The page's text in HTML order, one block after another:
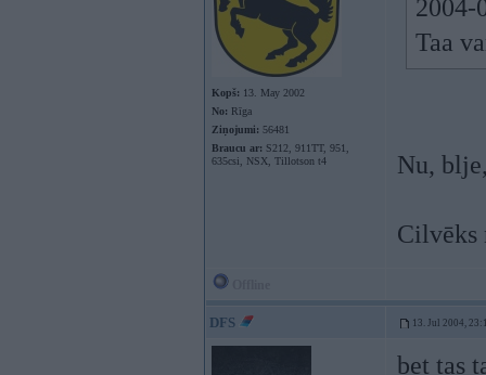
Kopš: 13. May 2002
No: Rīga
Ziņojumi: 56481
Braucu ar: S212, 911TT, 951,
635csi, NSX, Tillotson t4
2004-
Taa
Nu,
Cilvēks
DFS 13. Jul 2004,
bet tas